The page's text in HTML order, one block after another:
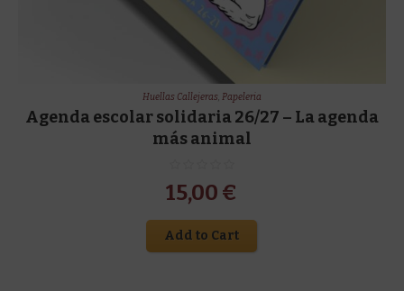
Huellas Callejeras, Papeleria
Agenda escolar solidaria 26/27 – La agenda
más animal
15,00 €
Add to Cart